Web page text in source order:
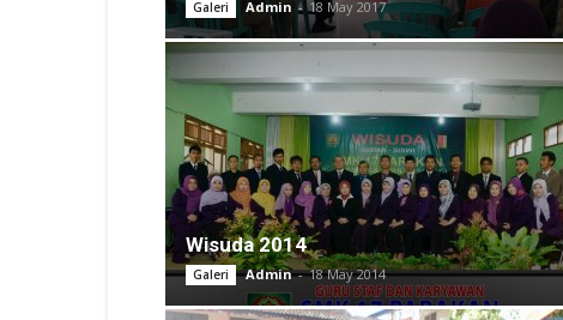
Galeri Admin - 18 May 2017
Wisuda 2014
Galeri Admin - 18 May 2014